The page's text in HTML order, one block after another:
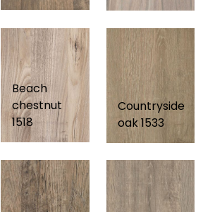
Beach
chestnut
1518
Countryside
oak 1533